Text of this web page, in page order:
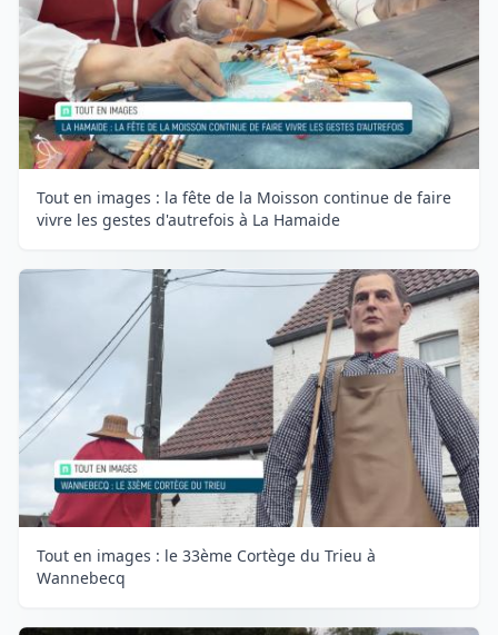
Tout en images : la fête de la Moisson continue de faire
vivre les gestes d'autrefois à La Hamaide
Tout en images : le 33ème Cortège du Trieu à
Wannebecq